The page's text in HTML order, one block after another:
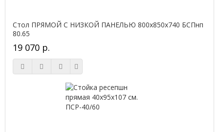
Стол ПРЯМОЙ С НИЗКОЙ ПАНЕЛЬЮ 800х850х740 БСПнп
80.65
19 070 р.